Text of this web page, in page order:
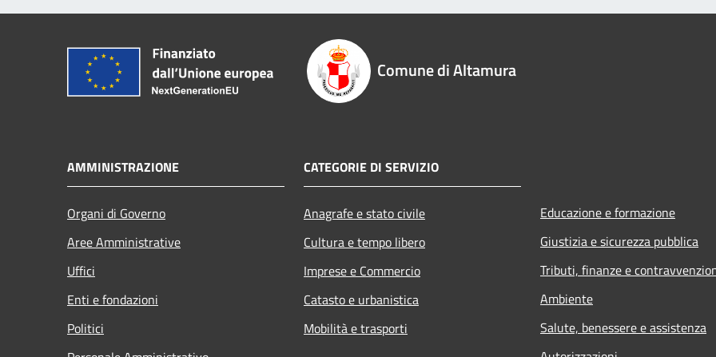
Comune di Altamura
AMMINISTRAZIONE
Organi di Governo
Aree Amministrative
Uffici
Enti e fondazioni
Politici
CATEGORIE DI SERVIZIO
Anagrafe e stato civile
Cultura e tempo libero
Imprese e Commercio
Catasto e urbanistica
Mobilità e trasporti
Educazione e formazione
Giustizia e sicurezza pubblica
Tributi, finanze e
Ambiente
Salute, benessere e assistenza